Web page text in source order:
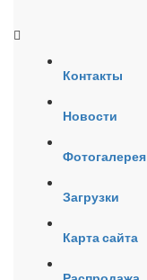
Контакты
Новости
Фотогалерея
Загрузки
Карта сайта